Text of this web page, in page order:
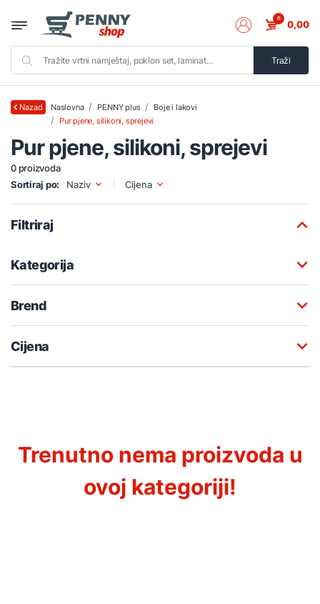
Traži
0 0,00
Nazad Naslovna PENNY plus
Boje i lakovi
Pur pjene, silikoni, sprejevi
Pur pjene, silikoni, sprejevi
0 proizvoda
Sortiraj po:
Naziv Cijena
Filtriraj
Kategorija
Brend
Cijena
Trenutno nema proizvoda u
ovoj kategoriji!